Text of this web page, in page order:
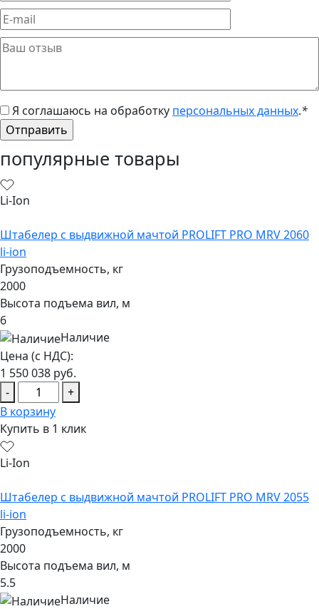
Я соглашаюсь на обработку персональных данных.*
популярные товары
Li-Ion
Штабелер с выдвижной мачтой PROLIFT PRO MRV 2060
li-ion
Грузоподъемность, кг
2000
Высота подъема вил, м
6
Наличие
Цена (с НДС):
1 550 038 руб.
-
+
В корзину
Купить в 1 клик
Li-Ion
Штабелер с выдвижной мачтой PROLIFT PRO MRV 2055
li-ion
Грузоподъемность, кг
2000
Высота подъема вил, м
5.5
Наличие